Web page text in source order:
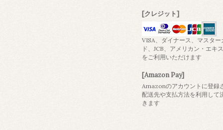
[クレジット]
VISA、ダイナース、マスター
ド、JCB、アメリカン・エキ
をご利用いただけます
[Amazon Pay]
Amazonのアカウントに登録
配送先や支払方法を利用して
きます